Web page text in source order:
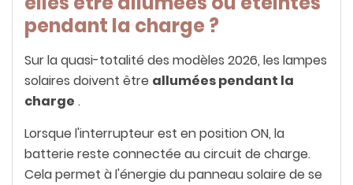
pendant la charge ?
Sur la quasi-totalité des modèles 2026, les lampes
solaires doivent être allumées pendant la
charge .
Lorsque l'interrupteur est en position ON, la
batterie reste connectée au circuit de charge.
Cela permet à l'énergie du panneau solaire de se